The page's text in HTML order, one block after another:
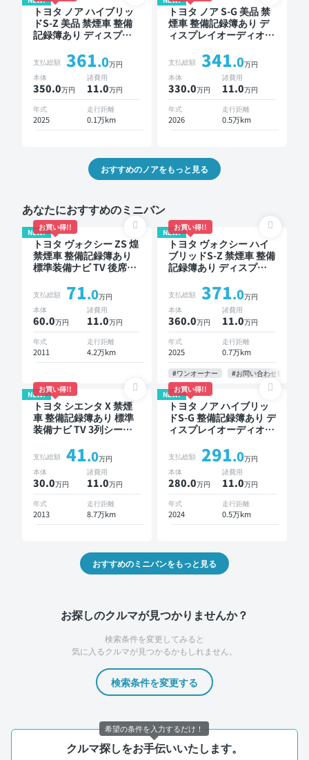
トヨタ ノア ハイブリッ
ドS-Z 美品 禁煙車 整備
記録簿あり ディスプレ
トあり TV ブラインドス
ポットモニター オート
クルーズ 3列シート スマ
ートキー ETC 電動バッ
クドア バックモニター
ドライブレコーダー 衝
突軽減 両側電動スライ
支払総額 361.0万円
本体
350.0万円
諸費用
11.0万円
年式
2025
走行距離
0.1万km
トヨタ ノア S-G 美品 禁
煙車 整備記録簿あり デ
ィスプレイオーディオ
モニター オートクルー
ズ 3列シート スマートキ
ー ETC バックモニター
ドライブレコーダー 衝
突軽減 両側電動スライ
ドドア 7人乗り
支払総額 341.0万円
本体
330.0万円
諸費用
11.0万円
年式
2026
走行距離
0.5万km
おすすめのノアをもっと見る
あなたにおすすめのミニバン
NEW!
お買い得!!
トヨタ ヴォクシー ZS 煌
禁煙車 整備記録簿あり
標準装備ナビ TV 後席モ
ックモニター 両側電動
スライドドア 8人乗り
支払総額 71.0万円
本体
60.0万円
諸費用
11.0万円
年式
2011
走行距離
4.2万km
NEW!
お買い得!!
トヨタ ヴォクシー ハイ
ブリッドS-Z 禁煙車 整備
記録簿あり ディスプレ
ニター ブラインドスポ
ットモニター デジタル
インナーミラー オート
クルーズ 3列シート スマ
ートキー ETC 電動バッ
クドア バックモニター
全方位カメラ ドライブ
レコーダー 衝突軽減 両
側電動スライドドア 7人
乗り
支払総額 371.0万円
本体
360.0万円
諸費用
11.0万円
年式
2025
走行距離
0.7万km
#ワンオーナー #お問い合わせ歓迎
NEW!
お買い得!!
トヨタ シエンタ X 禁煙
車 整備記録簿あり 標準
装備ナビ TV 3列シート
ニター 7人乗り
支払総額 41.0万円
本体
30.0万円
諸費用
11.0万円
年式
2013
走行距離
8.7万km
NEW!
お買い得!!
トヨタ ノア ハイブリッ
ドS-G 整備記録簿あり デ
ィスプレイオーディオ ※
トクルーズ 3列シート ス
マートキー バックモニ
ター ドライブレコーダ
ー 衝突軽減 7人乗り
支払総額 291.0万円
本体
280.0万円
諸費用
11.0万円
年式
2024
走行距離
0.5万km
おすすめのミニバンをもっと見る
お探しのクルマが見つかりませんか？
検索条件を変更してみると
気に入るクルマが見つかるかもしれません。
検索条件を変更する
クルマ探しをお手伝いいたします。
希望の条件を入力するだけ！